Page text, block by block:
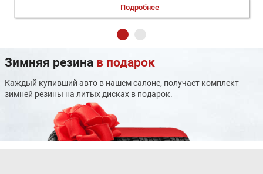
Система предупреждения о столкновении
Система предупреждения о выезде из полосы
Антипробуксовочная система (ASR)
Система помощи при выезде с парковки задним ходом
Подушки безопасности оконные (шторки)
Система помощи при спуске
Антиблокировочная система (ABS)
Подушка безопасности водителя
Система стабилизации (ESP)
Система помощи при торможении (BAS; EBD)
Подробнее
Зимняя резина в подарок
Каждый купивший авто в нашем салоне, получает комплект
зимней резины на литых дисках в подарок.